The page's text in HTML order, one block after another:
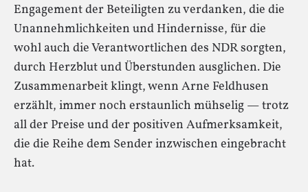
Engagement der Beteiligten zu verdanken, die die
Unannehmlichkeiten und Hindernisse, für die
wohl auch die Verantwortlichen des NDR sorgten,
durch Herzblut und Überstunden ausglichen. Die
Zusammenarbeit klingt, wenn Arne Feldhusen
erzählt, immer noch erstaunlich mühselig — trotz
all der Preise und der positiven Aufmerksamkeit,
die die Reihe dem Sender inzwischen eingebracht
hat.